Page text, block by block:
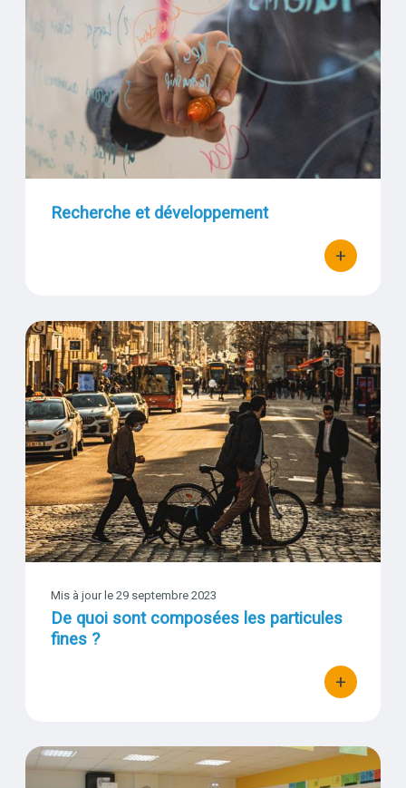
Recherche et développement
+
bouton
De quoi sont composées les particules fines ?
Visuel
Mis à jour le 29 septembre 2023
De quoi sont composées les particules
fines ?
+
bouton
5 min pour comprendre et agir